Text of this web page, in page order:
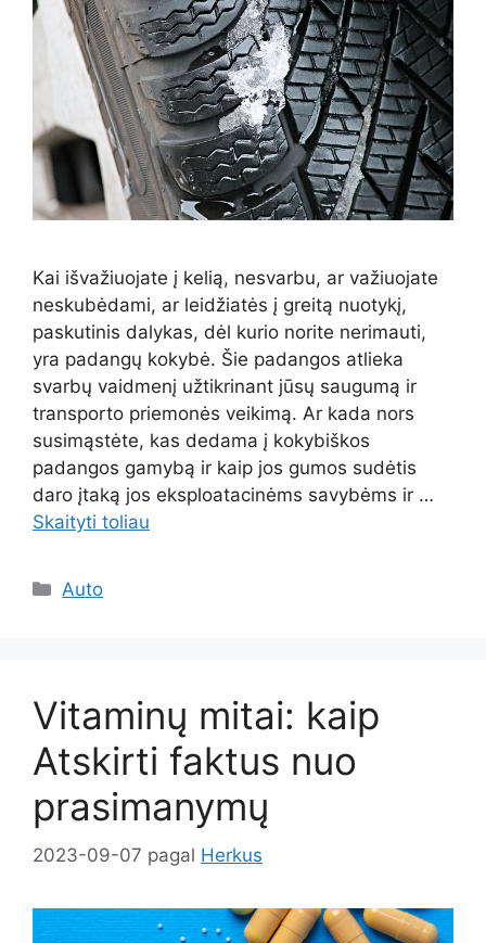
Kai išvažiuojate į kelią, nesvarbu, ar važiuojate
neskubėdami, ar leidžiatės į greitą nuotykį,
paskutinis dalykas, dėl kurio norite nerimauti,
yra padangų kokybė. Šie padangos atlieka
svarbų vaidmenį užtikrinant jūsų saugumą ir
transporto priemonės veikimą. Ar kada nors
susimąstėte, kas dedama į kokybiškos
padangos gamybą ir kaip jos gumos sudėtis
daro įtaką jos eksploatacinėms savybėms ir …
Skaityti toliau
Kategorijos
Auto
Vitaminų mitai: kaip
Atskirti faktus nuo
prasimanymų
2023-09-07 pagal Herkus